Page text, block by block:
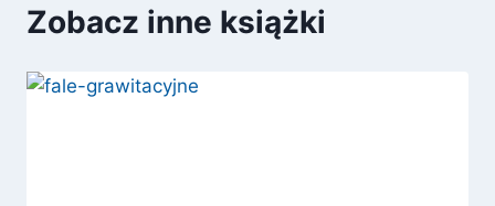
Zobacz inne książki